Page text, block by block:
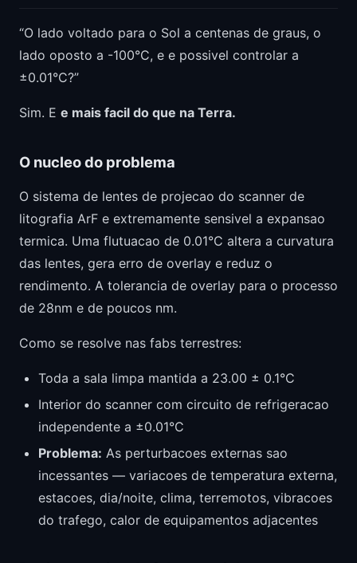
“O lado voltado para o Sol a centenas de graus, o
lado oposto a -100°C, e e possivel controlar a
±0.01°C?”
Sim. E e mais facil do que na Terra.
O nucleo do problema
O sistema de lentes de projecao do scanner de
litografia ArF e extremamente sensivel a expansao
termica. Uma flutuacao de 0.01°C altera a curvatura
das lentes, gera erro de overlay e reduz o
rendimento. A tolerancia de overlay para o processo
de 28nm e de poucos nm.
Como se resolve nas fabs terrestres:
Toda a sala limpa mantida a 23.00 ± 0.1°C
Interior do scanner com circuito de refrigeracao
independente a ±0.01°C
Problema: As perturbacoes externas sao
incessantes — variacoes de temperatura externa,
estacoes, dia/noite, clima, terremotos, vibracoes
do trafego, calor de equipamentos adjacentes